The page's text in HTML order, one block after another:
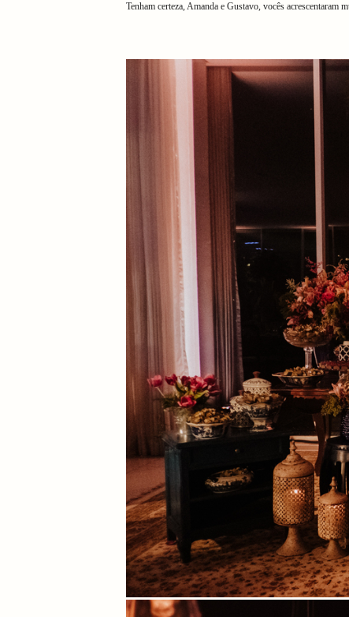
Tenham certeza, Amanda e Gustavo, vocês